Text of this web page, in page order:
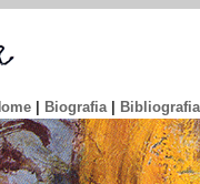
Biografia| Bibliografia